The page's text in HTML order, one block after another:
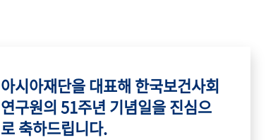
아시아재단을 대표해 한국보건사회
연구원의 51주년 기념일을 진심으
로 축하드립니다.